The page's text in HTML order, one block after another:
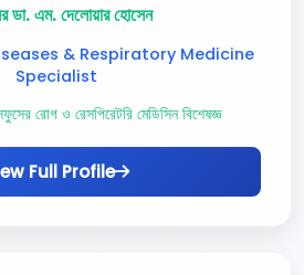
ডা. এম. দেলোয়ার হোসেন
& Respiratory Medicine
Specialist
রোগ ও রেসপিরেটরি মেডিসিন বিশেষজ্ঞ
Full Profile